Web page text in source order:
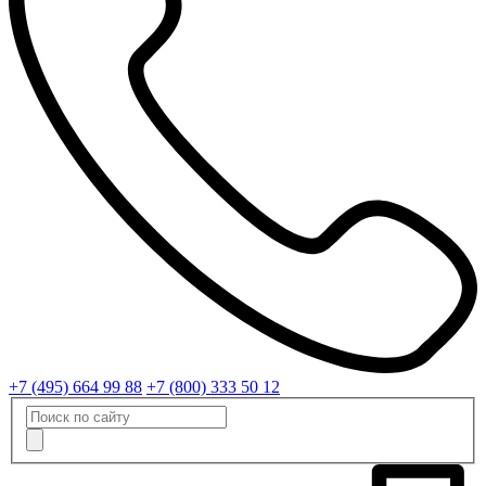
+7 (495) 664 99 88 +7 (800) 333 50 12